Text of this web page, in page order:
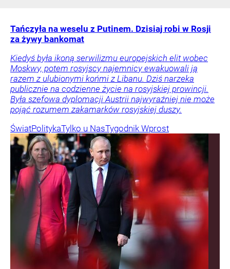
Tańczyła na weselu z Putinem. Dzisiaj robi w Rosji
za żywy bankomat
Kiedyś była ikoną serwilizmu europejskich elit wobec
Moskwy, potem rosyjscy najemnicy ewakuowali ją
razem z ulubionymi końmi z Libanu. Dziś narzeka
publicznie na codzienne życie na rosyjskiej prowincji.
Była szefowa dyplomacji Austrii najwyraźniej nie może
pojąć rozumem zakamarków rosyjskiej duszy.
ŚwiatPolitykaTylko u NasTygodnik Wprost